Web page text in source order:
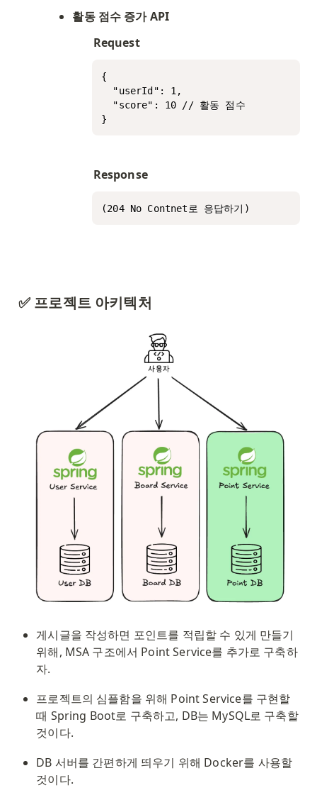
활동 점수 증가 API
Request
{
  "userId": 1,
  "score": 10 // 활동 점수
}
Response
(204 No Contnet로 응답하기)
✅ 프로젝트 아키텍처
게시글을 작성하면 포인트를 적립할 수 있게 만들기
위해, MSA 구조에서 Point Service를 추가로 구축하
자.
프로젝트의 심플함을 위해 Point Service를 구현할
때 Spring Boot로 구축하고, DB는 MySQL로 구축할
것이다.
DB 서버를 간편하게 띄우기 위해 Docker를 사용할
것이다.